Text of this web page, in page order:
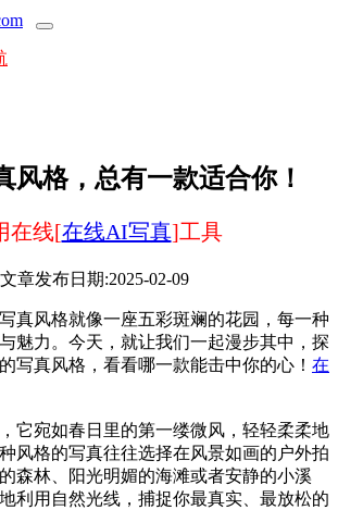
风格，总有一款适合你！
在线[在线AI写真]工具
文章发布日期:2025-02-09
真风格就像一座五彩斑斓的花园，每一种
魅力。今天，就让我们一起漫步其中，探
写真风格，看看哪一款能击中你的心！ 在
它宛如春日里的第一缕微风，轻轻柔柔地
风格的写真往往选择在风景如画的户外拍
森林、阳光明媚的海滩或者安静的小溪
利用自然光线，捕捉你最真实、最放松的